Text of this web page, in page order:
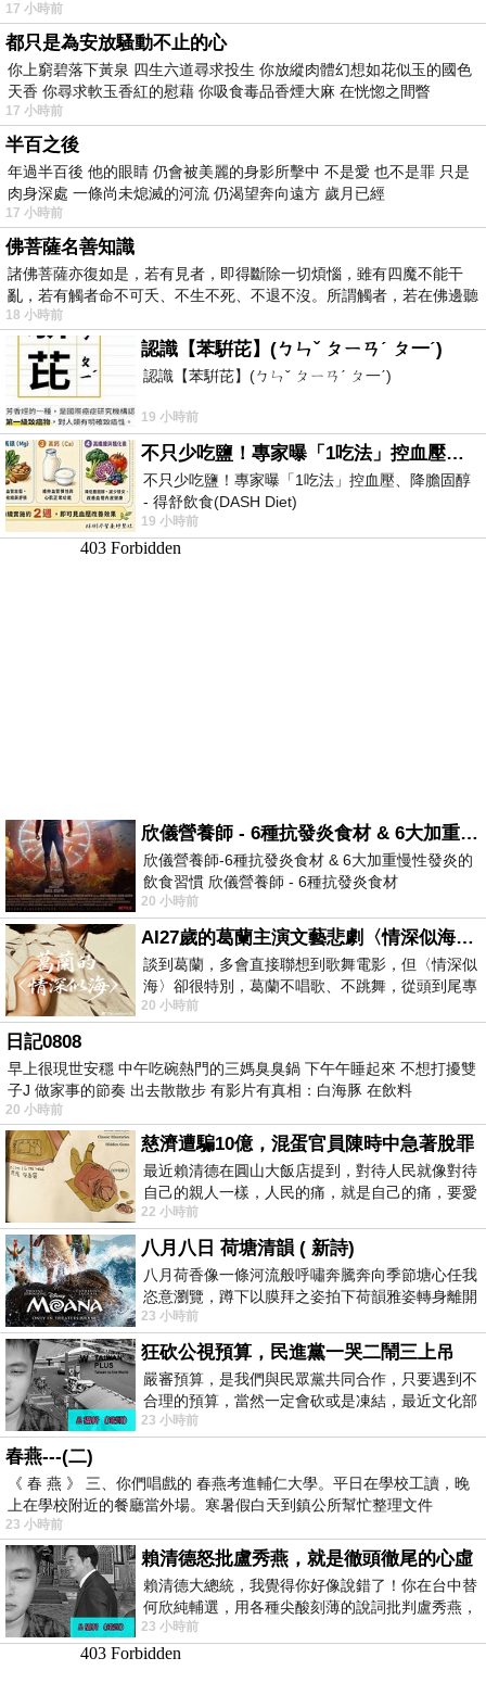
17 小時前
都只是為安放騷動不止的心
你上窮碧落下黃泉 四生六道尋求投生 你放縱肉體幻想如花似玉的國色
天香 你尋求軟玉香紅的慰藉 你吸食毒品香煙大麻 在恍惚之間瞥
17 小時前
半百之後
年過半百後 他的眼睛 仍會被美麗的身影所擊中 不是愛 也不是罪 只是
肉身深處 一條尚未熄滅的河流 仍渴望奔向遠方 歲月已經
17 小時前
佛菩薩名善知識
諸佛菩薩亦復如是，若有見者，即得斷除一切煩惱，雖有四魔不能干
亂，若有觸者命不可夭、不生不死、不退不沒。所謂觸者，若在佛邊聽
受
18 小時前
認識【苯騈芘】(ㄅㄣˇ ㄆㄧㄢˊ ㄆ一ˊ)
認識【苯騈芘】(ㄅㄣˇ ㄆㄧㄢˊ ㄆ一ˊ)
19 小時前
不只少吃鹽！專家曝「1吃法」控血壓、降膽固醇 - 得舒飲食(DASH Diet)
不只少吃鹽！專家曝「1吃法」控血壓、降膽固醇
- 得舒飲食(DASH Diet)
https://www.facebook.com/dietitiansophia/
posts/157966
19 小時前
欣儀營養師 - 6種抗發炎食材 & 6大加重慢性發炎的飲食習慣
欣儀營養師-6種抗發炎食材 & 6大加重慢性發炎的
飲食習慣 欣儀營養師 - 6種抗發炎食材
https://www.facebook.com/photo/?fbid=147
20 小時前
AI27歲的葛蘭主演文藝悲劇〈情深似海〉 #戀上老電影 #葛蘭 #粟子
談到葛蘭，多會直接聯想到歌舞電影，但〈情深似
海〉卻很特別，葛蘭不唱歌、不跳舞，從頭到尾專
心演戲。拍攝期間，經常工作超過12個鐘
20 小時前
日記0808
早上很現世安穩 中午吃碗熱門的三媽臭臭鍋 下午午睡起來 不想打擾雙
子J 做家事的節奏 出去散散步 有影片有真相：白海豚 在飲料
20 小時前
慈濟遭騙10億，混蛋官員陳時中急著脫罪
最近賴清德在圓山大飯店提到，對待人民就像對待
自己的親人一樣，人民的痛，就是自己的痛，要愛
民如親，說的這麼好聽，實際上根本沒做
22 小時前
八月八日 荷塘清韻 ( 新詩)
八月荷香像一條河流般呼嘯奔騰奔向季節塘心任我
恣意瀏覽，蹲下以膜拜之姿拍下荷韻雅姿轉身離開
時我把美麗的遐想掛在亭亭葉柄上盼望
23 小時前
狂砍公視預算，民進黨一哭二鬧三上吊
嚴審預算，是我們與民眾黨共同合作，只要遇到不
合理的預算，當然一定會砍或是凍結，最近文化部
要編列公視和Taiwan plus預算，在110年
23 小時前
春燕---(二)
《 春 燕 》 三、你們唱戲的 春燕考進輔仁大學。平日在學校工讀，晚
上在學校附近的餐廳當外場。寒暑假白天到鎮公所幫忙整理文件
23 小時前
賴清德怒批盧秀燕，就是徹頭徹尾的心虛
賴清德大總統，我覺得你好像說錯了！你在台中替
何欣純輔選，用各種尖酸刻薄的說詞批判盧秀燕，
罵她施政滿意度輸給陳其邁，甚至還說盧
23 小時前